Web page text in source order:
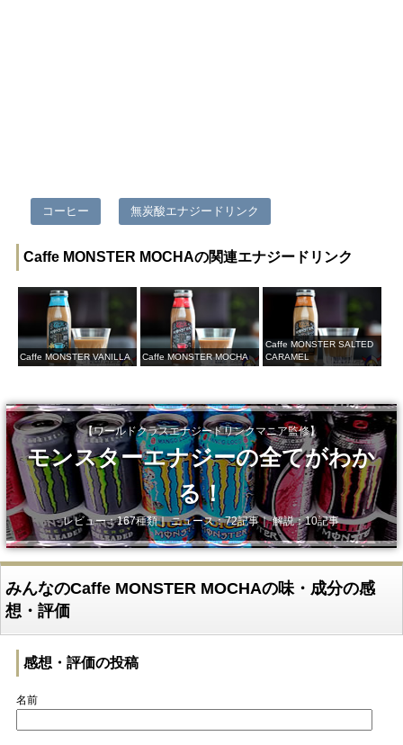
コーヒー 無炭酸エナジードリンク
Caffe MONSTER MOCHAの関連エナジードリンク
Caffe MONSTER VANILLA Caffe MONSTER MOCHA
Caffe MONSTER SALTED
CARAMEL
【ワールドクラスエナジードリンクマニア監修】
モンスターエナジーの全てがわか
る！
レビュー：167種類｜ ニュース：72記事｜ 解説：10記事
みんなのCaffe MONSTER MOCHAの味・成分の感
想・評価
感想・評価の投稿
名前